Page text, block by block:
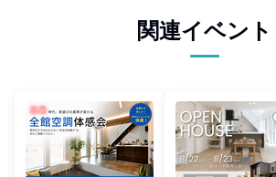
関連イベント